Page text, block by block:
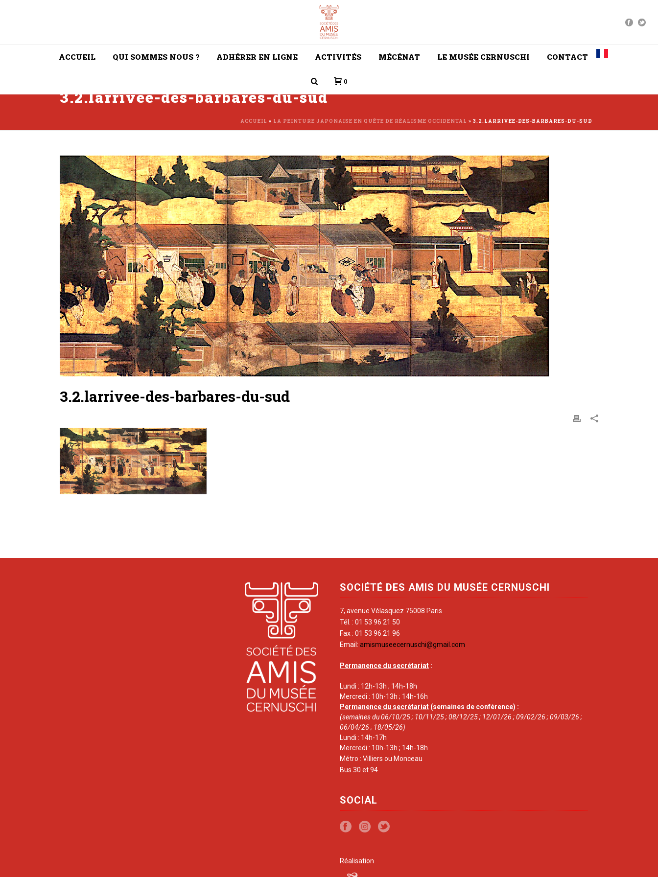
ACCUEIL QUI SOMMES NOUS ? ADHÉRER EN LIGNE ACTIVITÉS MÉCÉNAT LE MUSÉE CERNUSCHI CONTACT
0
3.2.larrivee-des-barbares-du-sud
ACCUEIL » LA PEINTURE JAPONAISE EN QUÊTE DE RÉALISME OCCIDENTAL » 3.2.LARRIVEE-DES-BARBARES-DU-SUD
3.2.larrivee-des-barbares-du-sud
SOCIÉTÉ DES AMIS DU MUSÉE CERNUSCHI
7, avenue Vélasquez 75008 Paris
Tél. : 01 53 96 21 50
Fax : 01 53 96 21 96
Email: amismuseecernuschi@gmail.com
Permanence du secrétariat :
Lundi : 12h-13h ; 14h-18h
Mercredi : 10h-13h ; 14h-16h
Permanence du secrétariat (semaines de conférence) :
(semaines du 06/10/25 ; 10/11/25 ; 08/12/25 ; 12/01/26 ; 09/02/26 ; 09/03/26 ;
06/04/26 ; 18/05/26)
Lundi : 14h-17h
Mercredi : 10h-13h ; 14h-18h
Métro : Villiers ou Monceau
Bus 30 et 94
SOCIAL
Réalisation